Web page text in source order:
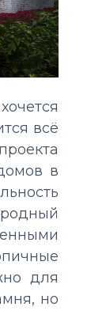
всё
в
для
но